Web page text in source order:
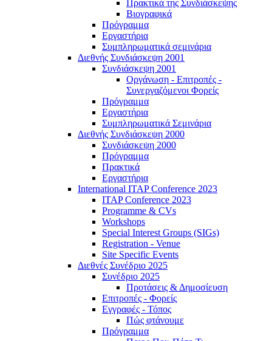
Πρακτικά της Συνδιάσκεψης
Βιογραφικά
Πρόγραμμα
Εργαστήρια
Συμπληρωματικά σεμινάρια
Διεθνής Συνδιάσκεψη 2001
Συνδιάσκεψη 2001
Οργάνωση - Επιτροπές -
Συνεργαζόμενοι Φορείς
Πρόγραμμα
Εργαστήρια
Συμπληρωματικά Σεμινάρια
Διεθνής Συνδιάσκεψη 2000
Συνδιάσκεψη 2000
Πρόγραμμα
Πρακτικά
Εργαστήρια
International ITAP Conference 2023
ITAP Conference 2023
Programme & CVs
Workshops
Special Interest Groups (SIGs)
Registration - Venue
Site Specific Events
Διεθνές Συνέδριο 2025
Συνέδριο 2025
Προτάσεις & Δημοσίευση
Επιτροπές - Φορείς
Εγγραφές - Τόπος
Πώς φτάνουμε
Πρόγραμμα